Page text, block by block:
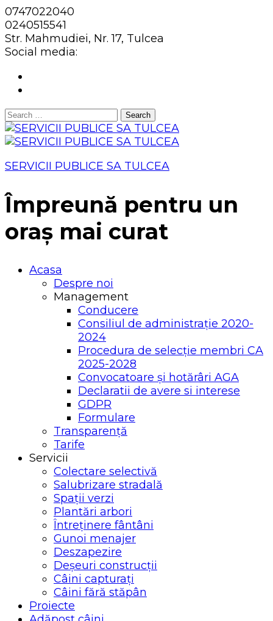
0747022040
0240515541
Str. Mahmudiei, Nr. 17, Tulcea
Social media:
Search
for:
SERVICII PUBLICE SA TULCEA
Împreună pentru un
oraș mai curat
Acasa
Despre noi
Management
Conducere
Consiliul de administrație 2020-
2024
Procedura de selecție membri CA
2025-2028
Convocatoare și hotărâri AGA
Declaratii de avere si interese
GDPR
Formulare
Transparență
Tarife
Servicii
Colectare selectivă
Salubrizare stradală
Spații verzi
Plantări arbori
Întreținere fântâni
Gunoi menajer
Deszapezire
Deșeuri construcții
Câini capturați
Câini fără stăpân
Proiecte